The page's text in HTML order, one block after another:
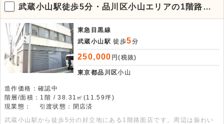
武蔵小山駅徒歩5分・品川区小山エリアの1階路面
店舗事務所
東急目黒線
武蔵小山駅 徒歩5分
250,000 円(税抜)
東京都品川区小山
造作価格：確認中
階層/面積：1階 / 38.31㎡(11.59坪)
現業態：
引渡状態：閉店済
武蔵小山駅から徒歩5分の好立地にある1階路面店です。周辺は賑わい